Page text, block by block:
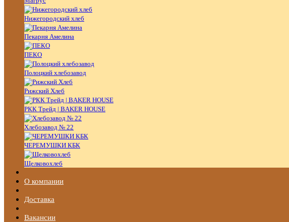
Нижегородский хлеб
Пекарня Амелина
ПЕКО
Полоцкий хлебозавод
Рижский Хлеб
РКК Трейд | BAKER HOUSE
Хлебозавод № 22
ЧЕРЕМУШКИ КБК
Щелковохлеб
О компании
Доставка
Вакансии